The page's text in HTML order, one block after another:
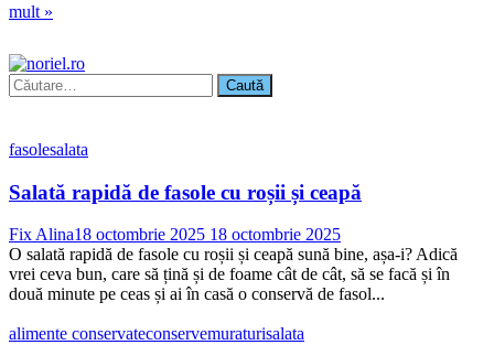
mult »
Caută
după:
fasolesalata
Salată rapidă de fasole cu roșii și ceapă
Fix Alina18 octombrie 2025 18 octombrie 2025
O salată rapidă de fasole cu roșii și ceapă sună bine, așa-i? Adică
vrei ceva bun, care să țină și de foame cât de cât, să se facă și în
două minute pe ceas și ai în casă o conservă de fasol...
alimente conservateconservemuraturisalata